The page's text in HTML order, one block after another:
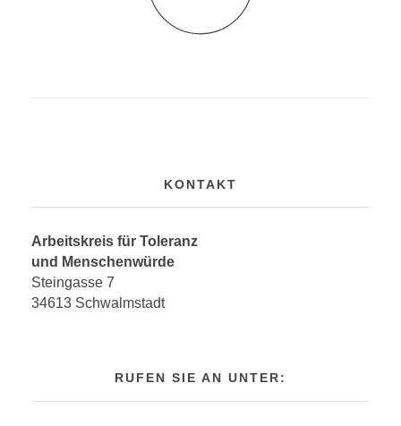
KONTAKT
Arbeitskreis für Toleranz
und Menschenwürde
Steingasse 7
34613 Schwalmstadt
RUFEN SIE AN UNTER: